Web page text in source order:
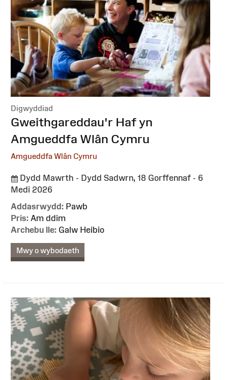
Digwyddiad
:Gweithgareddau'r Haf yn
Amgueddfa Wlân Cymru
Amgueddfa Wlân Cymru
Dydd Mawrth - Dydd Sadwrn, 18 Gorffennaf - 6
Medi 2026
Addasrwydd: Pawb
Pris: Am ddim
Archebu lle: Galw Heibio
Mwy o wybodaeth